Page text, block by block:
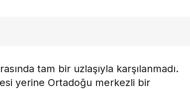
tam bir uzlaşıyla karşılanmadı.
yerine Ortadoğu merkezli bir